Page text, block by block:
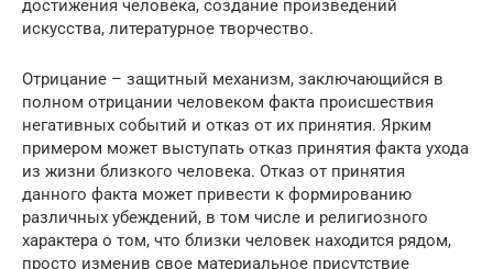
достижения человека, создание произведений
искусства, литературное творчество.
Отрицание – защитный механизм, заключающийся в
полном отрицании человеком факта происшествия
негативных событий и отказ от их принятия. Ярким
примером может выступать отказ принятия факта ухода
из жизни близкого человека. Отказ от принятия
данного факта может привести к формированию
различных убеждений, в том числе и религиозного
характера о том, что близки человек находится рядом,
просто изменив свое материальное присутствие